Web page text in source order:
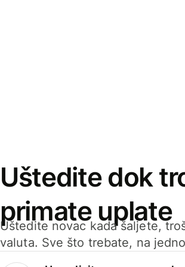
Uštedite dok
primate uplate
Uštedite novac kada šaljete,
valuta. Sve što trebate, na